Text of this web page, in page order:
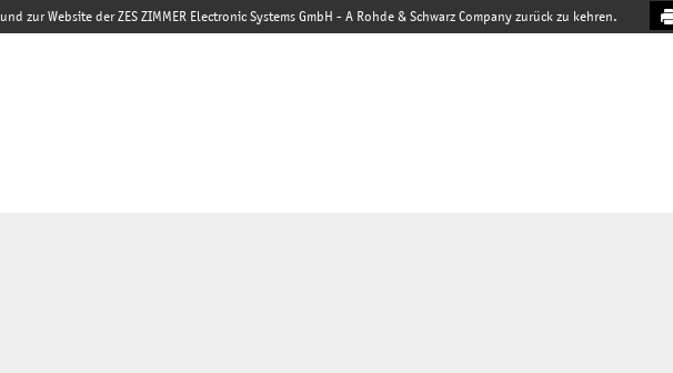
und zur Website der ZES ZIMMER Electronic Systems GmbH - A Rohde & Schwarz Company zurück zu kehren.